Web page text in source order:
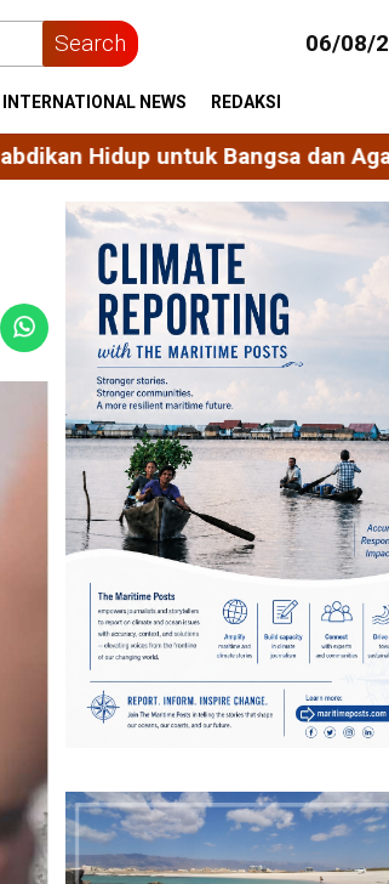
Search 06/08/
INTERNATIONAL NEWS REDAKSI
dan Agama Ekonomi Sirkular